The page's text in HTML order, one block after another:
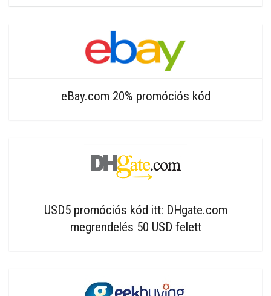
eBay.com 20% promóciós kód
USD5 promóciós kód itt: DHgate.com
megrendelés 50 USD felett